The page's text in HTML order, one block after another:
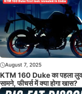
August 7, 2025
KTM 160 Duke का पहला
सामने, फीचर्स में क्या होगा खास?